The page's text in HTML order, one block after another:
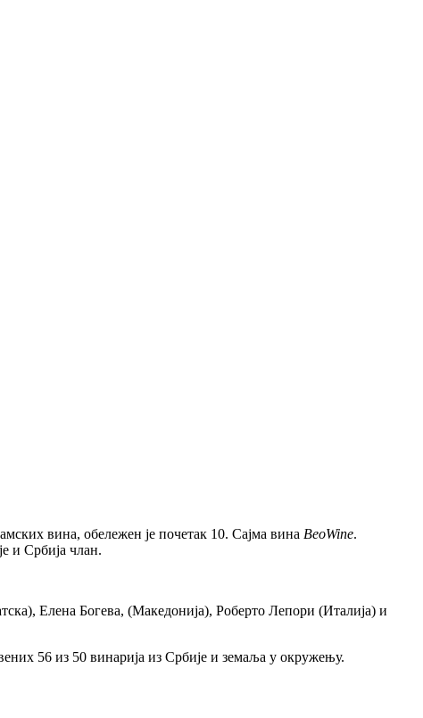
вина, обележен је почетак 10. Сајма вина BeoWine.
и Србија члан.
Елена Богева, (Македонија), Роберто Лепори (Италија) и
56 из 50 винарија из Србије и земаља у окружењу.